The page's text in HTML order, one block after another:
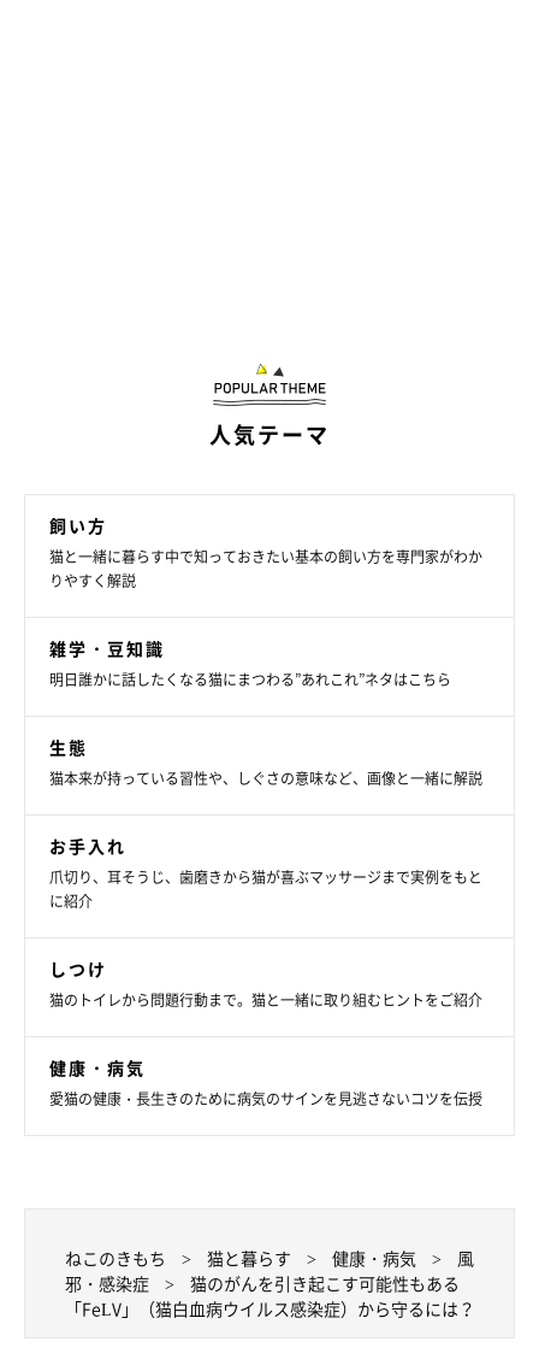
感染症は、野良猫との接触が原因で感染するケースがほとんどで
す。室内飼いを徹底するのはもちろん、脱走させない工夫も必要
③外からウイルスをもち込まない
感染力が強いウイルスの場合、飼い主さんが外で感染猫や排泄物
に触れてウイルスを家にもち帰り、愛猫に感染するリスクがあり
ます。帰宅後はしっかりと手洗いし、靴や洋服は除菌や洗濯をし
るのは飼い主さんだけ。ふだんの生活から予防を実践して、愛猫
をFeLVから守ってあげましょう。
人気テーマ
飼い方
猫と一緒に暮らす中で知っておきたい基本の飼い方を専門家がわか
りやすく解説
雑学・豆知識
明日誰かに話したくなる猫にまつわる”あれこれ”ネタはこちら
生態
猫本来が持っている習性や、しぐさの意味など、画像と一緒に解説
お手入れ
爪切り、耳そうじ、歯磨きから猫が喜ぶマッサージまで実例をもと
に紹介
しつけ
猫のトイレから問題行動まで。猫と一緒に取り組むヒントをご紹介
健康・病気
愛猫の健康・長生きのために病気のサインを見逃さないコツを伝授
ねこのきもち 猫と暮らす 健康・病気
風
邪・感染症
猫のがんを引き起こす可能性もある
「FeLV」（猫白血病ウイルス感染症）から守るには？